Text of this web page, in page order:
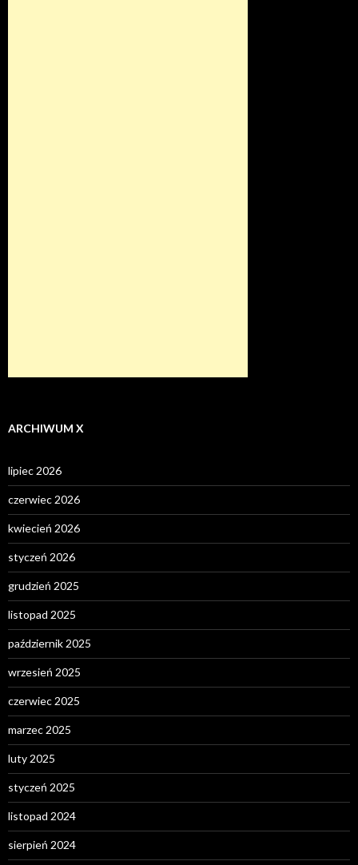
ARCHIWUM X
lipiec 2026
czerwiec 2026
kwiecień 2026
styczeń 2026
grudzień 2025
listopad 2025
październik 2025
wrzesień 2025
czerwiec 2025
marzec 2025
luty 2025
styczeń 2025
listopad 2024
sierpień 2024